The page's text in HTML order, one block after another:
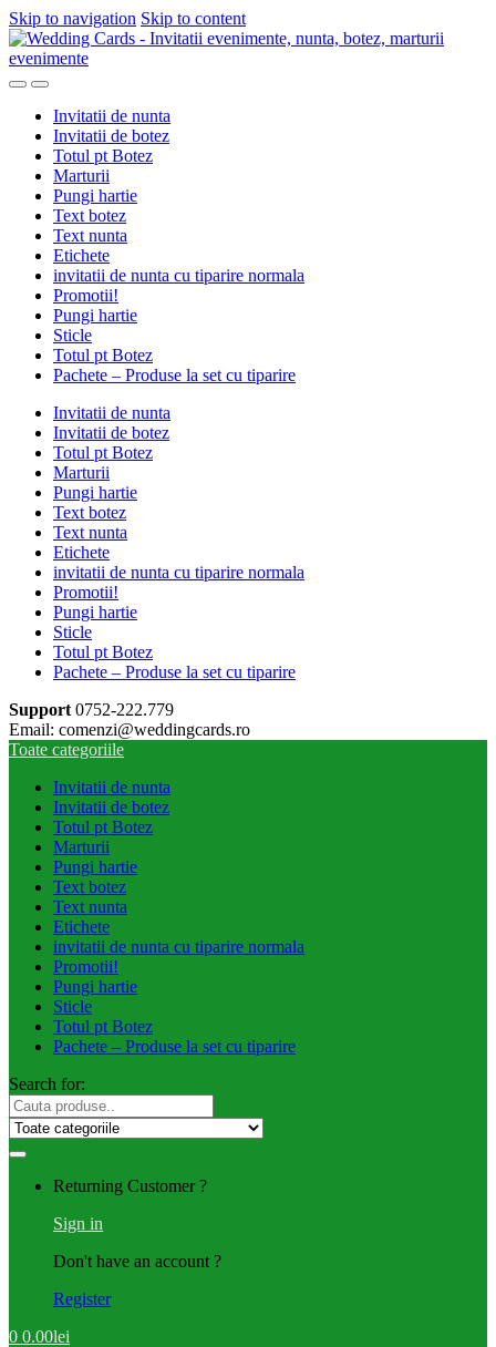
Skip to navigation Skip to content
Invitatii de nunta
Invitatii de botez
Totul pt Botez
Marturii
Pungi hartie
Text botez
Text nunta
Etichete
invitatii de nunta cu tiparire normala
Promotii!
Pungi hartie
Sticle
Totul pt Botez
Pachete – Produse la set cu tiparire
Invitatii de nunta
Invitatii de botez
Totul pt Botez
Marturii
Pungi hartie
Text botez
Text nunta
Etichete
invitatii de nunta cu tiparire normala
Promotii!
Pungi hartie
Sticle
Totul pt Botez
Pachete – Produse la set cu tiparire
Support 0752-222.779
Email: comenzi@weddingcards.ro
Toate categoriile
Invitatii de nunta
Invitatii de botez
Totul pt Botez
Marturii
Pungi hartie
Text botez
Text nunta
Etichete
invitatii de nunta cu tiparire normala
Promotii!
Pungi hartie
Sticle
Totul pt Botez
Pachete – Produse la set cu tiparire
Search for:
Returning Customer ?
Sign in
Don't have an account ?
Register
0 0.00lei